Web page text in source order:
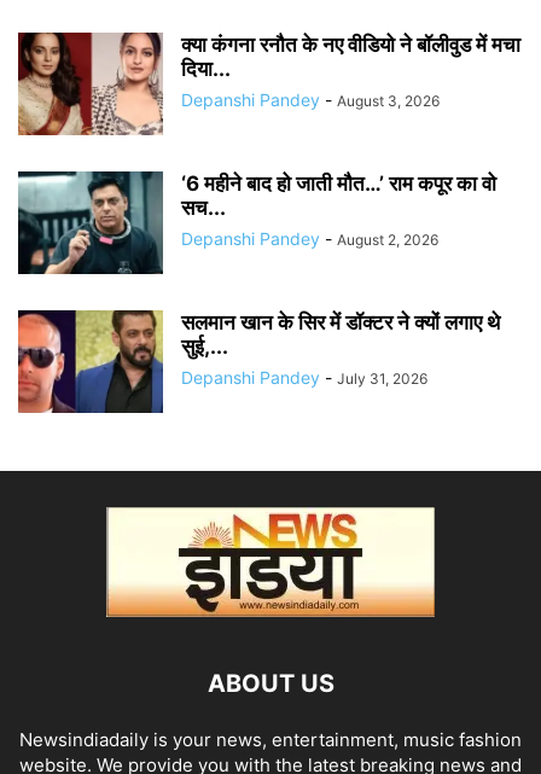
क्या कंगना रनौत के नए वीडियो ने बॉलीवुड में मचा
दिया...
Depanshi Pandey - August 3, 2026
‘6 महीने बाद हो जाती मौत…’ राम कपूर का वो
सच...
Depanshi Pandey - August 2, 2026
सलमान खान के सिर में डॉक्टर ने क्यों लगाए थे
सुई,...
Depanshi Pandey - July 31, 2026
ABOUT US
Newsindiadaily is your news, entertainment, music fashion
website. We provide you with the latest breaking news and